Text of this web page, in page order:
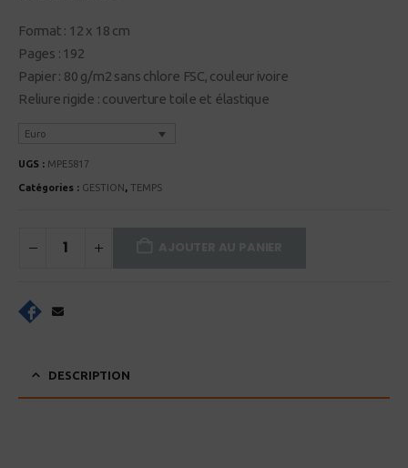
Format : 12 x 18 cm
Pages : 192
Papier : 80 g/m2 sans chlore FSC, couleur ivoire
Reliure rigide : couverture toile et élastique
Euro
UGS : MPE5817
Catégories : GESTION, TEMPS
DESCRIPTION